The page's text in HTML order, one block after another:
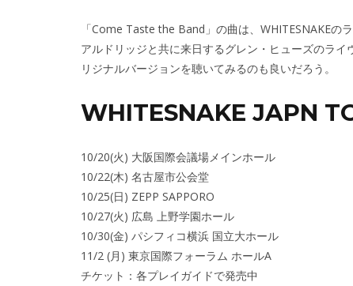
「Come Taste the Band」の曲は、WHITESNAKEの
アルドリッジと共に来日するグレン・ヒューズのラ
リジナルバージョンを聴いてみるのも良いだろう。
WHITESNAKE JAPN
10/20(火) 大阪国際会議場メインホール
10/22(木) 名古屋市公会堂
10/25(日) ZEPP SAPPORO
10/27(火) 広島 上野学園ホール
10/30(金) パシフィコ横浜 国立大ホール
11/2 (月) 東京国際フォーラム ホールA
チケット：各プレイガイドで発売中